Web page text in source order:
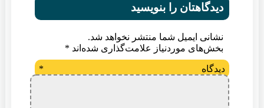
دیدگاهتان را بنویسید
نشانی ایمیل شما منتشر نخواهد شد.
بخش‌های موردنیاز علامت‌گذاری شده‌اند *
دیدگاه *